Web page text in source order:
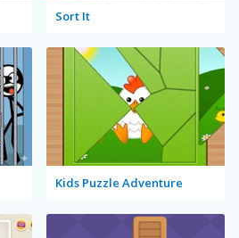
Sort It
Kids Puzzle Adventure